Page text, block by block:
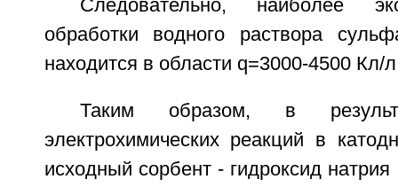
Следовательно, наиболее
обработки водного раствора
находится в области q=3000-4500 Кл/
Таким образом, в
электрохимических реакций в
исходный сорбент - гидроксид